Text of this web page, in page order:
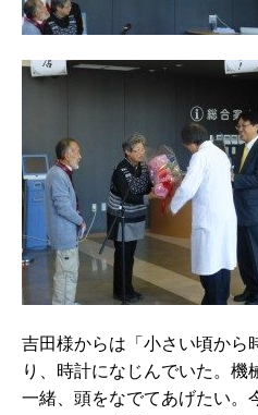
吉田様からは「小さい頃から
り、時計になじんでいた。機
一緒、頭をなでてあげたい。